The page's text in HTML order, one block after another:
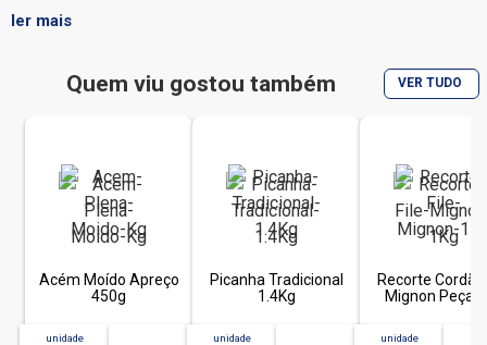
ler mais
Quem viu gostou também VER TUDO
Acém Moído Apreço
450g
unidade
Picanha Tradicional
1.4Kg
unidade
Recorte Cordão
Mignon Peça
unidade